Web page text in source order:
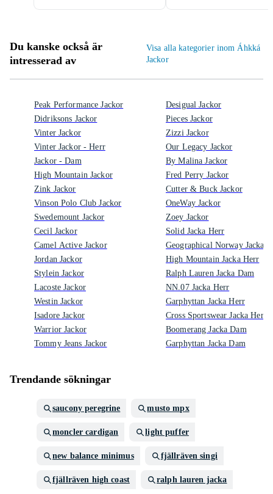
Du kanske också är
intresserad av
Visa alla kategorier inom Áhkká
Jackor
Peak Performance Jackor
Didriksons Jackor
Vinter Jackor
Vinter Jackor - Herr
Jackor - Dam
High Mountain Jackor
Zink Jackor
Vinson Polo Club Jackor
Swedemount Jackor
Cecil Jackor
Camel Active Jackor
Jordan Jackor
Stylein Jackor
Lacoste Jackor
Westin Jackor
Isadore Jackor
Warrior Jackor
Tommy Jeans Jackor
Desigual Jackor
Pieces Jackor
Zizzi Jackor
Our Legacy Jackor
By Malina Jackor
Fred Perry Jackor
Cutter & Buck Jackor
OneWay Jackor
Zoey Jackor
Solid Jacka Herr
Geographical Norway Jacka
High Mountain Jacka Herr
Ralph Lauren Jacka Dam
NN.07 Jacka Herr
Garphyttan Jacka Herr
Cross Sportswear Jacka Herr
Boomerang Jacka Dam
Garphyttan Jacka Dam
Trendande sökningar
saucony peregrine musto mpx
moncler cardigan light puffer
new balance minimus fjällräven singi
fjällräven high coast ralph lauren jacka